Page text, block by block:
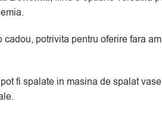
potrivita pentru oferire fara
fi spalate in masina de spalat